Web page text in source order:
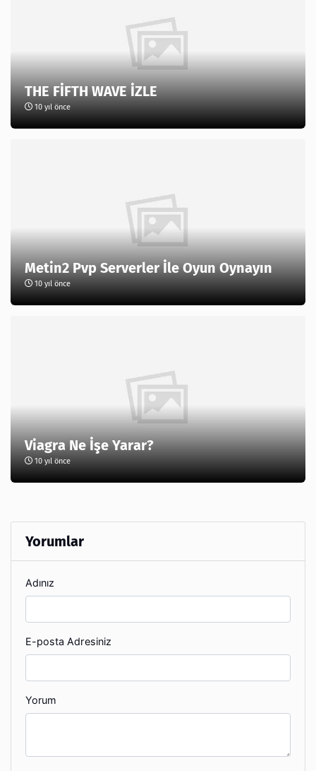
THE FİFTH WAVE İZLE
10 yıl önce
Metin2 Pvp Serverler İle Oyun Oynayın
10 yıl önce
Viagra Ne İşe Yarar?
10 yıl önce
Yorumlar
Adınız
E-posta Adresiniz
Yorum